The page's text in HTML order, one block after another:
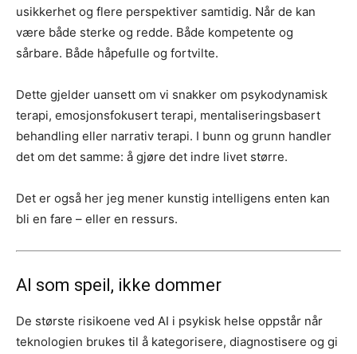
usikkerhet og flere perspektiver samtidig. Når de kan
være både sterke og redde. Både kompetente og
sårbare. Både håpefulle og fortvilte.
Dette gjelder uansett om vi snakker om psykodynamisk
terapi, emosjonsfokusert terapi, mentaliseringsbasert
behandling eller narrativ terapi. I bunn og grunn handler
det om det samme: å gjøre det indre livet større.
Det er også her jeg mener kunstig intelligens enten kan
bli en fare – eller en ressurs.
AI som speil, ikke dommer
De største risikoene ved AI i psykisk helse oppstår når
teknologien brukes til å kategorisere, diagnostisere og gi